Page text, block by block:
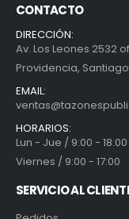
CONTACTO
DIRECCIÓN:
Av. Los Leones 2532
Providencia,
EMAIL:
HORARIOS:
Lun - Jue / 9:00 -
Viernes / 9:00 - 17:00
SERVICIO AL